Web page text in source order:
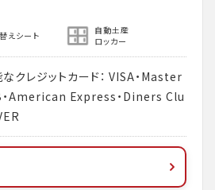
えシート
自動土産
ロッカー
クレジットカード： VISA・Master
・American Express・Diners Clu